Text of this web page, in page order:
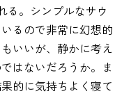
る。シンプルなサウ
るので非常に幻想的
いいが、静かに考え
はないだろうか。ま
的に気持ちよく寝て